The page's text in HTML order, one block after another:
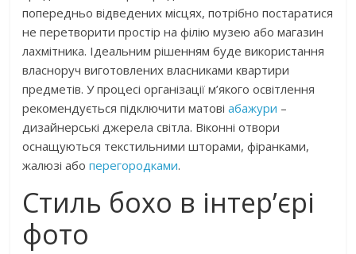
попередньо відведених місцях, потрібно постаратися
не перетворити простір на філію музею або магазин
лахмітника. Ідеальним рішенням буде використання
власноруч виготовлених власниками квартири
предметів. У процесі організації м’якого освітлення
рекомендується підключити матовіабажури –
дизайнерські джерела світла. Віконні отвори
оснащуються текстильними шторами, фіранками,
жалюзі абоперегородками.
Стиль бохо в інтер’єрі
фото